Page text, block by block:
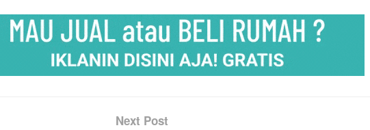
Next Post